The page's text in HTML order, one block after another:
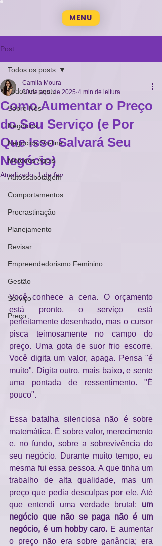
MENU
Post
Todos os posts
Sobre Nós
Negócios
Negócios On-line
Métodos Ágeis
Autossabotagem
Comportamentos
Procrastinação
Planejamento
Revisar
Empreendedorismo Feminino
Gestão
Serviço
Preço
Todos os posts
Como Aumentar o Preço
do Seu Serviço (e Por
Que Isso Salvará Seu
Negócio)
Camila Moura
20 de ago. de 2025 4 min de leitura
Atualizado:1 de fev.
Você conhece a cena. O orçamento
está pronto, o serviço está
perfeitamente desenhado, mas o cursor
pisca teimosamente no campo do
preço. Uma gota de suor frio escorre.
Você digita um valor, apaga. Pensa "é
muito". Digita outro, mais baixo, e sente
uma pontada de ressentimento. "É
pouco".
Essa batalha silenciosa não é sobre
matemática. É sobre valor, merecimento
e, no fundo, sobre a sobrevivência do
seu negócio. Durante muito tempo, eu
mesma fui essa pessoa. A que tinha um
trabalho de alta qualidade, mas um
preço que pedia desculpas por ele. Até
que entendi uma verdade brutal: um
negócio que não se paga não é um
negócio, é um hobby caro. E aumentar
o preço não era sobre ganância; era